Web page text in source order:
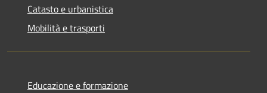
Catasto e urbanistica
Mobilità e trasporti
Educazione e formazione